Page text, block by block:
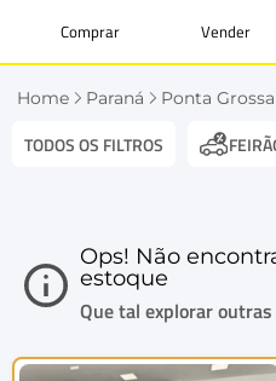
Comprar Vender
Home Paraná Ponta Grossa
TODOS OS FILTROS
Ops! Não
estoque
Que tal explorar